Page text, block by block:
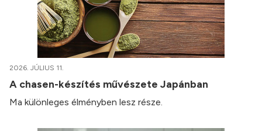
2026. JÚLIUS 11.
A chasen-készítés művészete Japánban
Ma különleges élményben lesz része.